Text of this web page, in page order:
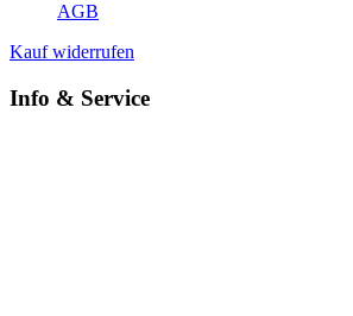
AGB
Kauf widerrufen
Info & Service